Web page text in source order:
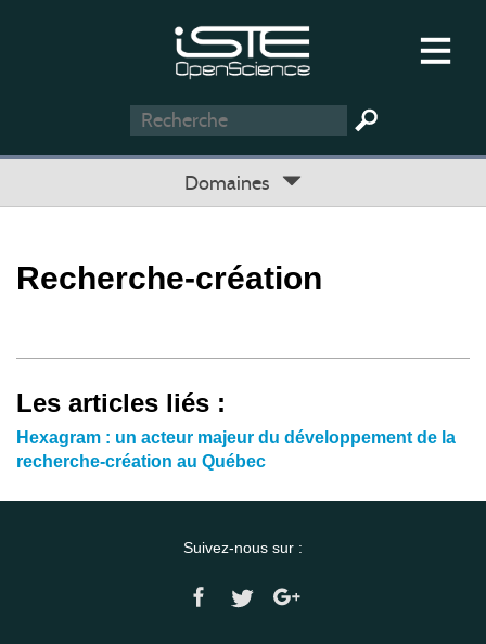
Domaines
Recherche-création
Les articles liés :
Hexagram : un acteur majeur du développement de la
recherche-création au Québec
Suivez-nous sur :